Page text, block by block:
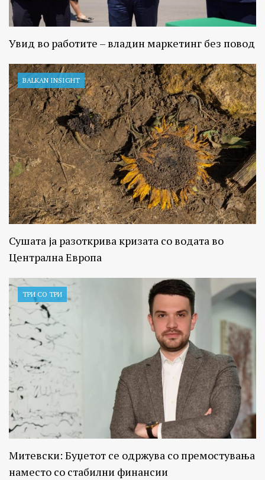
Увид во работите – владин маркетинг без повод
BALKAN INSIGHT
Сушата ја разоткрива кризата со водата во
Централна Европа
ТРИ СО ТРИ
Митевски: Буџетот се одржува со премостувања
наместо со стабилни финансии